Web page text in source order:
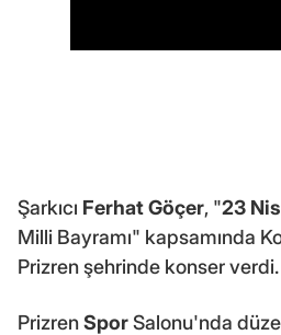
Şarkıcı Ferhat Göçer, "23
Milli Bayramı" kapsamında
Prizren şehrinde konser verdi.
PrizrenSporSalonu'nda